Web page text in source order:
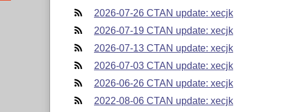
2026-07-26 CTAN update: xecjk
2026-07-19 CTAN update: xecjk
2026-07-13 CTAN update: xecjk
2026-07-03 CTAN update: xecjk
2026-06-26 CTAN update: xecjk
2022-08-06 CTAN update: xecjk